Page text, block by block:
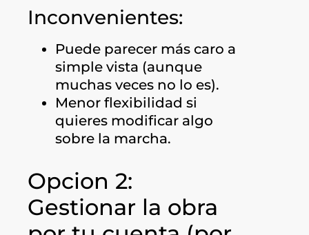
Inconvenientes:
Puede parecer más caro a
simple vista (aunque
muchas veces no lo es).
Menor flexibilidad si
quieres modificar algo
sobre la marcha.
Opcion 2:
Gestionar la obra